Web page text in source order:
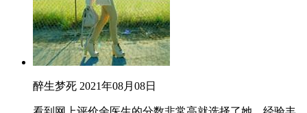
醉生梦死 2021年08月08日